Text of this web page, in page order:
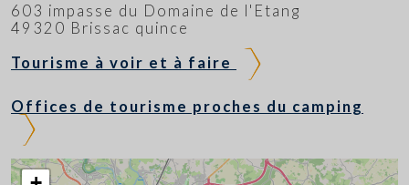
603 impasse du Domaine de l'Etang
49320 Brissac quince
Tourisme à voir et à faire
Offices de tourisme proches du camping